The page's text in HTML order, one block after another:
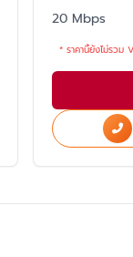
20 Mbps
* ราคานี้ยังไม่รวม